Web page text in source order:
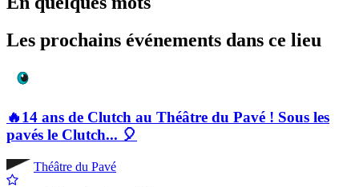
Les prochains événements dans ce lieu
🔥14 ans de Clutch au Théâtre du Pavé ! Sous les
pavés le Clutch... 🎈
Théâtre du Pavé